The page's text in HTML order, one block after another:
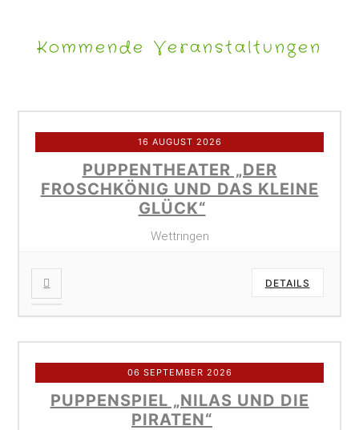
Kommende Veranstaltungen
16 AUGUST 2026
PUPPENTHEATER „DER
FROSCHKÖNIG UND DAS KLEINE
GLÜCK“
Wettringen
DETAILS
06 SEPTEMBER 2026
PUPPENSPIEL „NILAS UND DIE
PIRATEN“